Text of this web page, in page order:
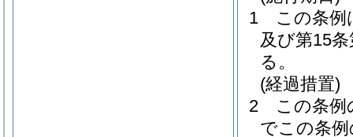
1
この条例
及び第15
る。
(経過措置)
2
この条例
でこの条